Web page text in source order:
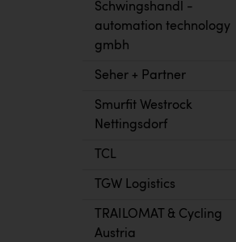
Schwingshandl -
automation technology
gmbh
Seher + Partner
Smurfit Westrock
Nettingsdorf
TCL
TGW Logistics
TRAILOMAT & Cycling
Austria